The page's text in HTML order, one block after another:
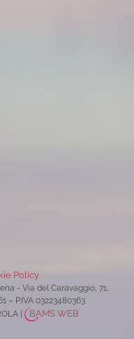
Policy
- Via del Caravaggio, 71,
– P.IVA 03223480363
BAMS WEB